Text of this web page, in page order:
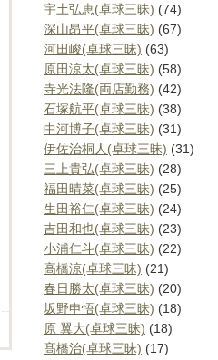
宇土弘恵(卓球三昧) (74)
深山昂平(卓球三昧) (67)
河田峻(卓球三昧) (63)
原田涼太(卓球三昧) (58)
寺光法隆(両店勤務) (42)
石塚航平(卓球三昧) (38)
中河博子(卓球三昧) (31)
伊佐治桐人(卓球三昧) (31)
三上貴弘(卓球三昧) (28)
福田晴菜(卓球三昧) (25)
生田裕仁(卓球三昧) (24)
吉田和也(卓球三昧) (23)
小浦仁斗(卓球三昧) (22)
高橋涼(卓球三昧) (21)
春日勝太(卓球三昧) (20)
坂野申悟(卓球三昧) (18)
原 翼大(卓球三昧) (18)
髙橋治(卓球三昧) (17)